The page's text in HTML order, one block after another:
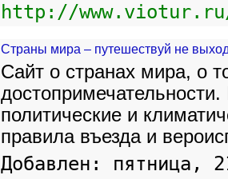
http://
Страны мира – путешествуй не
Сайт о странах мира, о
политические и
правила въезда и
Добавлен: пятница,